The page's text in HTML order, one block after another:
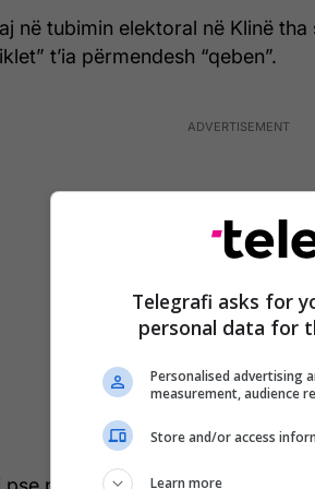
në tubimin elektoral në Klinë
t’ia përmendesh “qeben”.
Telegrafi asks for
personal data for
Personalised advertising
measurement, audience
Store and/or access
Learn more